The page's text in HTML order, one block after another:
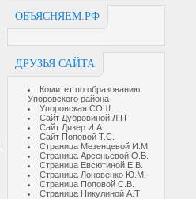
ОБЪЯСНЯЕМ.РФ
ДРУЗЬЯ САЙТА
Комитет по образованию
Упоровского района
Упоровская СОШ
Сайт Дубровиной Л.П
Сайт Дизер И.А.
Сайт Поповой Т.С.
Страница Мезенцевой И.М.
Страница Арсеньевой О.В.
Страница Евсютиной Е.В.
Страница Лоновенко Ю.М.
Страница Поповой С.В.
Страница Никулиной А.Т